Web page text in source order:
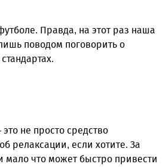
Правда, на этот раз наша
поводом поговорить о
не просто средство
релаксации, если хотите. За
мало что может быстро привести